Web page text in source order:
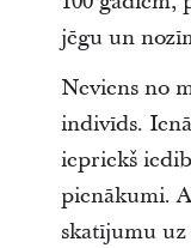
jēgu un
Neviens no
indivīds.
iepriekš
pienākumi.
skatījumu